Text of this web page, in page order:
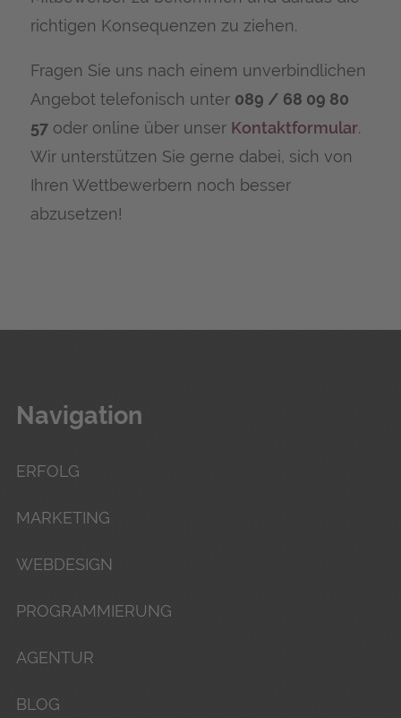
rich­ti­gen Kon­se­quen­zen zu ziehen.
Fra­gen Sie uns nach einem unver­bind­li­chen
Ange­bot tele­fo­nisch unter 089 / 68 09 80
57 oder online über unser Kon­takt­for­mu­lar.
Wir unter­stüt­zen Sie ger­ne dabei, sich von
Ihren Wett­be­wer­bern noch bes­ser
abzusetzen!
Navigation
ERFOLG
MARKETING
WEBDESIGN
PROGRAMMIERUNG
AGENTUR
BLOG